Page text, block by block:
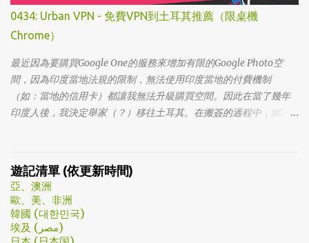
當我推這部戲給朋友的時候，我和朋友說一定要撐過第一集，過了
就沒事了… 很可惜的是，當後面我每集都看到落淚的時候，我朋友無
法體會，因為她在第一集就陣亡了。 題外話，整部影集完結後，我
還是在劇荒中，再重看第一集，意外的覺得發現角色們的另外一
面。像是大叔上班時原來是講冷笑話的高手；至安那張毫無感情的
臉，讓人恐懼；另外大叔老婆偷情偷的天經地義，無負擔，也讓我
嚇到。 看這鏡頭有時候都不知道老婆怎麼會回心轉意。 如同版友們
劇了；接著至安把都俊永代表玩弄掌心的談判…這倒底是怎麼樣風格
的劇集，難倒是推理劇嗎? 但是主角三兄弟與媽媽的鬥嘴，這不應該
是家庭劇嗎? 說到家庭劇，這部劇我第一個哭點和男女主角無關，而
是在大哥被罵，媽媽放下便當離開，之後對他微笑的那場戲。然後
我知道，我放不下這部劇了。 但這編劇藥下的好猛，同一集還不肯
0434: Urban VPN - 免費VPN到土耳其推薦（限桌機
Chrome）
最近因為要購買Google One的服務來增加有限的Google Photo空
間，因為印度當地法規的限制，無法使用印度當地的付費機制
（如：當地的信用卡）都讓我無法升級購買空間。因此在當了幾年
印度人後，我決定舉家（？）移往土耳其。在搬簽的過程中，網路
期了… 在花了幾個小時試了一下，目前與大家推薦的是Urban VPN
遊記清單 (依更新時間)
亞、澳洲
歐、美、非洲
韓國 (대한민국)
埃及 (مصر)